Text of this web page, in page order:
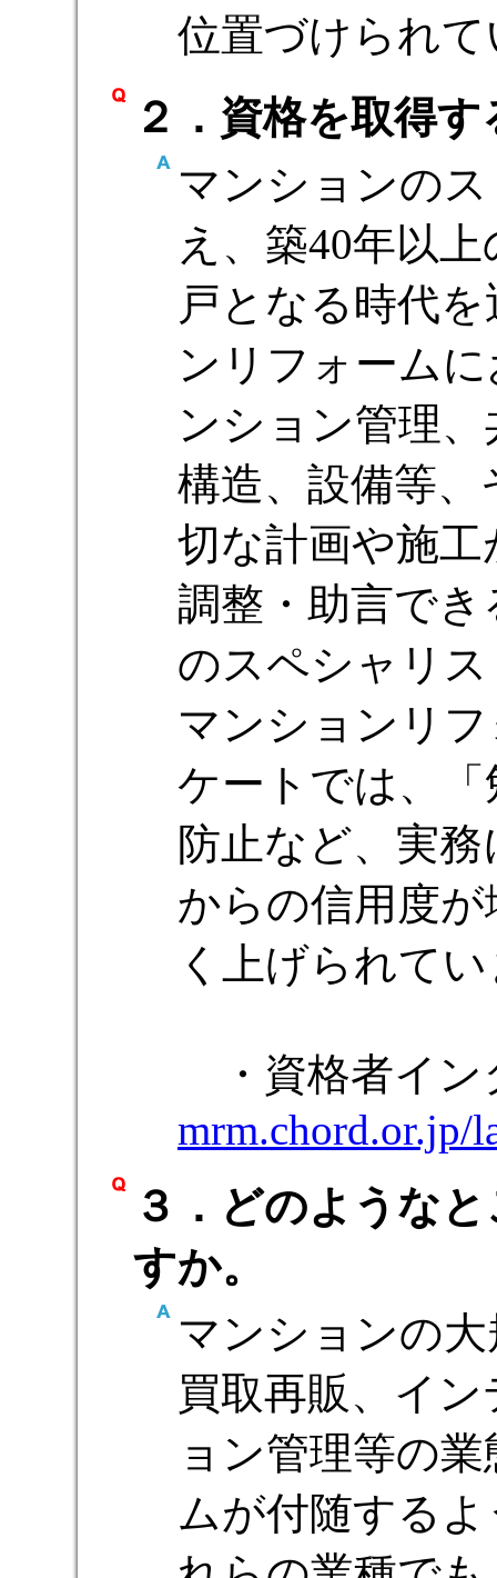
位置づけられ
２．資格を取得
マンションの
え、築40年以
戸となる時代
ンリフォーム
ンション管理
構造、設備等
切な計画や施
調整・助言で
のスペシャリ
マンションリ
ケートでは、
防止など、実
からの信用度
く上げられて
・資格者イ
mrm.chord.or.jp/
３．どのような
すか。
マンションの
買取再販、イ
ョン管理等の
ムが付随する